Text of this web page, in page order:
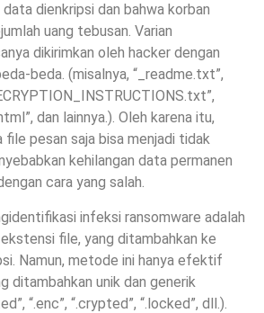
dienkripsi dan bahwa korban
uang tebusan. Varian
dikirimkan oleh hacker dengan
beda. (misalnya, “_readme.txt”,
dan lainnya.). Oleh karena itu,
file pesan saja bisa menjadi tidak
kehilangan data permanen
cara yang salah.
infeksi ransomware adalah
file, yang ditambahkan ke
Namun, metode ini hanya efektif
ditambahkan unik dan generik
“.enc”, “.crypted”, “.locked”, dll.).